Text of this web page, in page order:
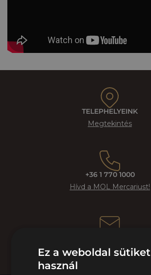
TELEPHELYEINK
Megtekintés
+36 1 770 1000
Hívd a MOL Mercariust!
Tovább az űrlaphoz
Ez a weboldal sütiket
használ